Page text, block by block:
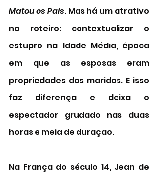
Matou os Pais. Mas há um atrativo
no roteiro: contextualizar o
estupro na Idade Média, época
em que as esposas eram
propriedades dos maridos. E isso
faz diferença e deixa o
espectador grudado nas duas
horas e meia de duração.
Na França do século 14, Jean de